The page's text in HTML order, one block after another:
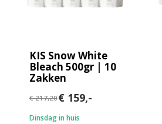
KIS Snow White
Bleach 500gr | 10
Zakken
€ 217,20€ 159,-
Dinsdag in huis